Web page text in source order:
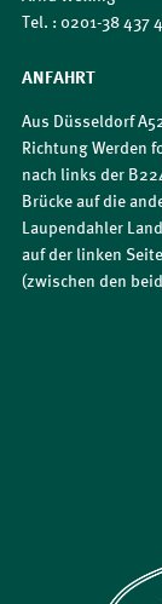
Tel. : 0201-38 437
ANFAHRT
Aus Düsseldorf
Richtung Werden
nach links der
Brücke auf die
Laupendahler
auf der linken
(zwischen den